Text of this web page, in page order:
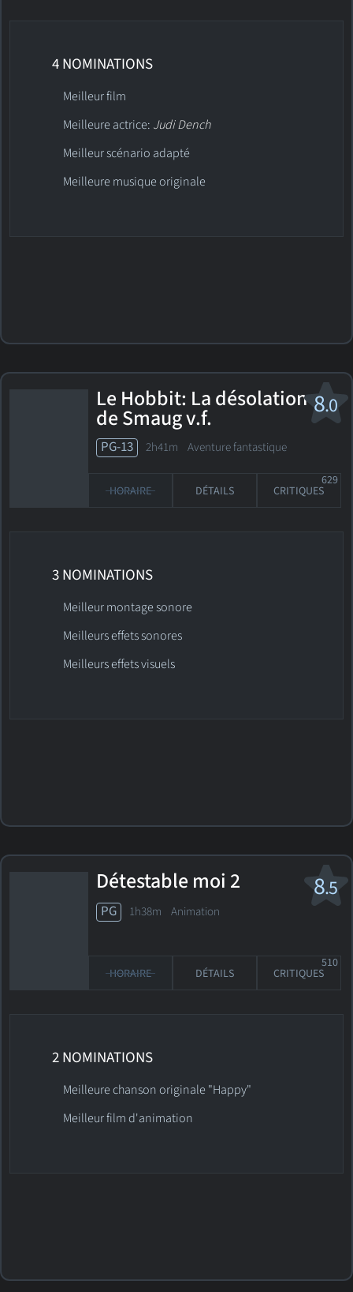
4 NOMINATIONS
Meilleur film
Meilleure actrice: Judi Dench
Meilleur scénario adapté
Meilleure musique originale
8.0
Le Hobbit: La désolation
de Smaugv.f.
PG-13 2h41m Aventure fantastique
HORAIRE DÉTAILS CRITIQUES
629
3 NOMINATIONS
Meilleur montage sonore
Meilleurs effets sonores
Meilleurs effets visuels
8.5
Détestable moi 2
PG 1h38m Animation
HORAIRE DÉTAILS CRITIQUES
510
2 NOMINATIONS
Meilleure chanson originale "Happy"
Meilleur film d'animation